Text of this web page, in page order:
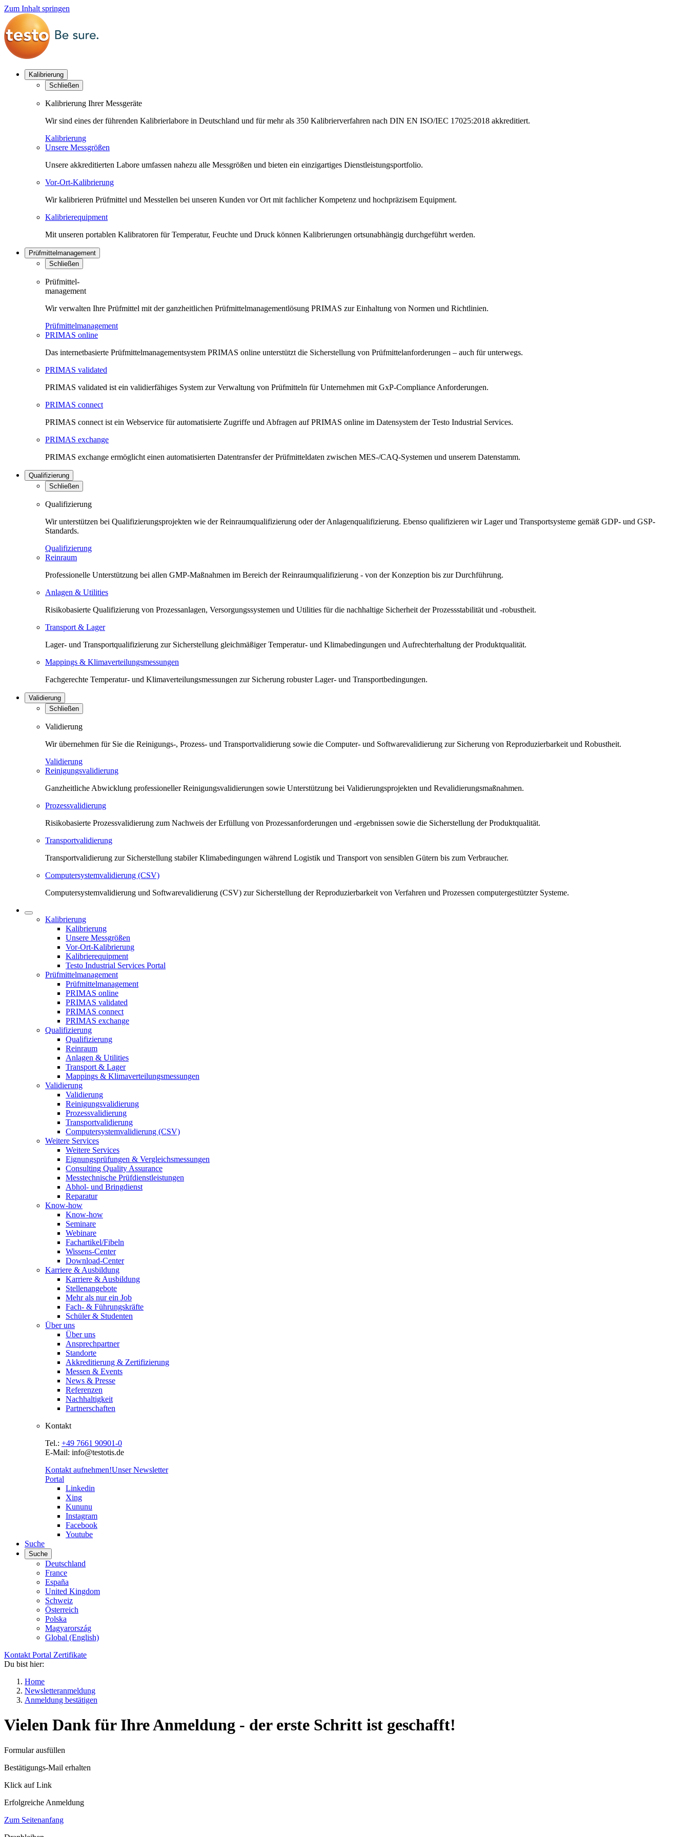
Zum Inhalt springen
Kalibrierung
Schließen
Kalibrierung Ihrer Messgeräte
Wir sind eines der führenden Kalibrierlabore in Deutschland und für mehr als 350 Kalibrierverfahren nach DIN EN ISO/IEC 17025:2018 akkreditiert.
Kalibrierung
Unsere Messgrößen
Unsere akkreditierten Labore umfassen nahezu alle Messgrößen und bieten ein einzigartiges Dienstleistungsportfolio.
Vor-Ort-Kalibrierung
Wir kalibrieren Prüfmittel und Messtellen bei unseren Kunden vor Ort mit fachlicher Kompetenz und hochpräzisem Equipment.
Kalibrierequipment
Mit unseren portablen Kalibratoren für Temperatur, Feuchte und Druck können Kalibrierungen ortsunabhängig durchgeführt werden.
Prüfmittelmanagement
Schließen
Prüfmittel-
management
Wir verwalten Ihre Prüfmittel mit der ganzheitlichen Prüfmittelmanagementlösung PRIMAS zur Einhaltung von Normen und Richtlinien.
Prüfmittelmanagement
PRIMAS online
Das internetbasierte Prüfmittelmanagementsystem PRIMAS online unterstützt die Sicherstellung von Prüfmittelanforderungen – auch für unterwegs.
PRIMAS validated
PRIMAS validated ist ein validierfähiges System zur Verwaltung von Prüfmitteln für Unternehmen mit GxP-Compliance Anforderungen.
PRIMAS connect
PRIMAS connect ist ein Webservice für automatisierte Zugriffe und Abfragen auf PRIMAS online im Datensystem der Testo Industrial Services.
PRIMAS exchange
PRIMAS exchange ermöglicht einen automatisierten Datentransfer der Prüfmitteldaten zwischen MES-/CAQ-Systemen und unserem Datenstamm.
Qualifizierung
Schließen
Qualifizierung
Wir unterstützen bei Qualifizierungsprojekten wie der Reinraumqualifizierung oder der Anlagenqualifizierung. Ebenso qualifizieren wir Lager und Transportsysteme gemäß GDP- und GSP-
Standards.
Qualifizierung
Reinraum
Professionelle Unterstützung bei allen GMP-Maßnahmen im Bereich der Reinraumqualifizierung - von der Konzeption bis zur Durchführung.
Anlagen & Utilities
Risikobasierte Qualifizierung von Prozessanlagen, Versorgungssystemen und Utilities für die nachhaltige Sicherheit der Prozessstabilität und -robustheit.
Transport & Lager
Lager- und Transportqualifizierung zur Sicherstellung gleichmäßiger Temperatur- und Klimabedingungen und Aufrechterhaltung der Produktqualität.
Mappings & Klimaverteilungsmessungen
Fachgerechte Temperatur- und Klimaverteilungsmessungen zur Sicherung robuster Lager- und Transportbedingungen.
Validierung
Schließen
Validierung
Wir übernehmen für Sie die Reinigungs-, Prozess- und Transportvalidierung sowie die Computer- und Softwarevalidierung zur Sicherung von Reproduzierbarkeit und Robustheit.
Validierung
Reinigungsvalidierung
Ganzheitliche Abwicklung professioneller Reinigungsvalidierungen sowie Unterstützung bei Validierungsprojekten und Revalidierungsmaßnahmen.
Prozessvalidierung
Risikobasierte Prozessvalidierung zum Nachweis der Erfüllung von Prozessanforderungen und -ergebnissen sowie die Sicherstellung der Produktqualität.
Transportvalidierung
Transportvalidierung zur Sicherstellung stabiler Klimabedingungen während Logistik und Transport von sensiblen Gütern bis zum Verbraucher.
Computersystemvalidierung (CSV)
Computersystemvalidierung und Softwarevalidierung (CSV) zur Sicherstellung der Reproduzierbarkeit von Verfahren und Prozessen computergestützter Systeme.
Kalibrierung
Kalibrierung
Unsere Messgrößen
Vor-Ort-Kalibrierung
Kalibrierequipment
Testo Industrial Services Portal
Prüfmittelmanagement
Prüfmittelmanagement
PRIMAS online
PRIMAS validated
PRIMAS connect
PRIMAS exchange
Qualifizierung
Qualifizierung
Reinraum
Anlagen & Utilities
Transport & Lager
Mappings & Klimaverteilungsmessungen
Validierung
Validierung
Reinigungsvalidierung
Prozessvalidierung
Transportvalidierung
Computersystemvalidierung (CSV)
Weitere Services
Weitere Services
Eignungsprüfungen & Vergleichsmessungen
Consulting Quality Assurance
Messtechnische Prüfdienstleistungen
Abhol- und Bringdienst
Reparatur
Know-how
Know-how
Seminare
Webinare
Fachartikel/Fibeln
Wissens-Center
Download-Center
Karriere & Ausbildung
Karriere & Ausbildung
Stellenangebote
Mehr als nur ein Job
Fach- & Führungskräfte
Schüler & Studenten
Über uns
Über uns
Ansprechpartner
Standorte
Akkreditierung & Zertifizierung
Messen & Events
News & Presse
Referenzen
Nachhaltigkeit
Partnerschaften
Kontakt
Tel.: +49 7661 90901-0
E-Mail: info@testotis.de
Kontakt aufnehmen!Unser Newsletter
Portal
Linkedin
Xing
Kununu
Instagram
Facebook
Youtube
Suche
Suche
Deutschland
France
España
United Kingdom
Schweiz
Österreich
Polska
Magyarország
Global (English)
Kontakt Portal Zertifikate
Du bist hier:
Home
Newsletteranmeldung
Anmeldung bestätigen
Vielen Dank für Ihre Anmeldung - der erste Schritt ist geschafft!
Formular ausfüllen
Bestätigungs-Mail erhalten
Klick auf Link
Erfolgreiche Anmeldung
Zum Seitenanfang